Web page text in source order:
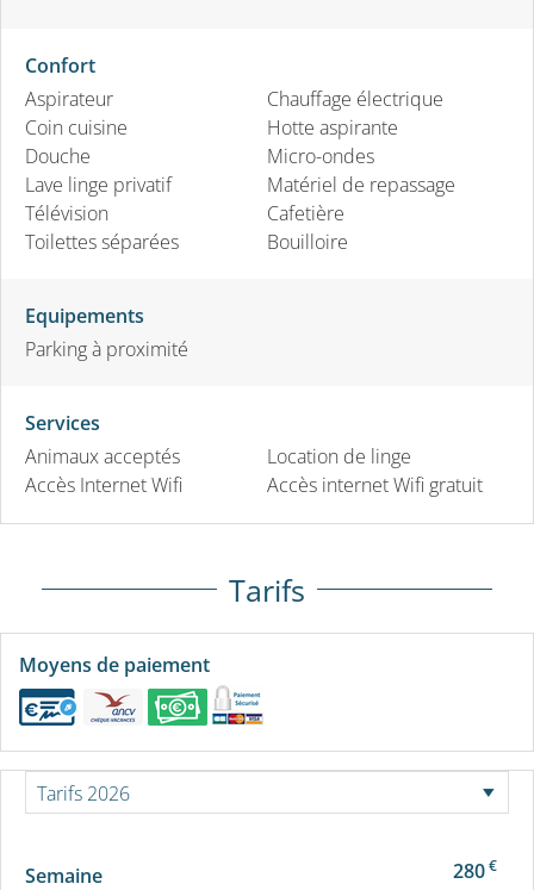
Confort
Aspirateur
Coin cuisine
Douche
Lave linge privatif
Télévision
Toilettes séparées
Chauffage électrique
Hotte aspirante
Micro-ondes
Matériel de repassage
Cafetière
Bouilloire
Equipements
Parking à proximité
Services
Animaux acceptés
Accès Internet Wifi
Location de linge
Accès internet Wifi gratuit
Tarifs
Moyens de paiement
Semaine 280€